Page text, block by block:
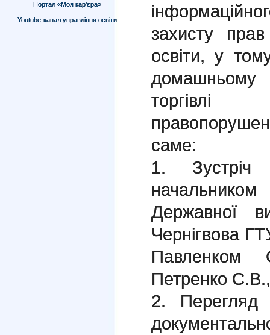
Портал «Моя кар’єра»
Youtube-канал управління освіти
захисту
освіти, у
торгівлі
саме:
1.
Державної
Чернігвова
Павленком
Петренко
2. Перегляд